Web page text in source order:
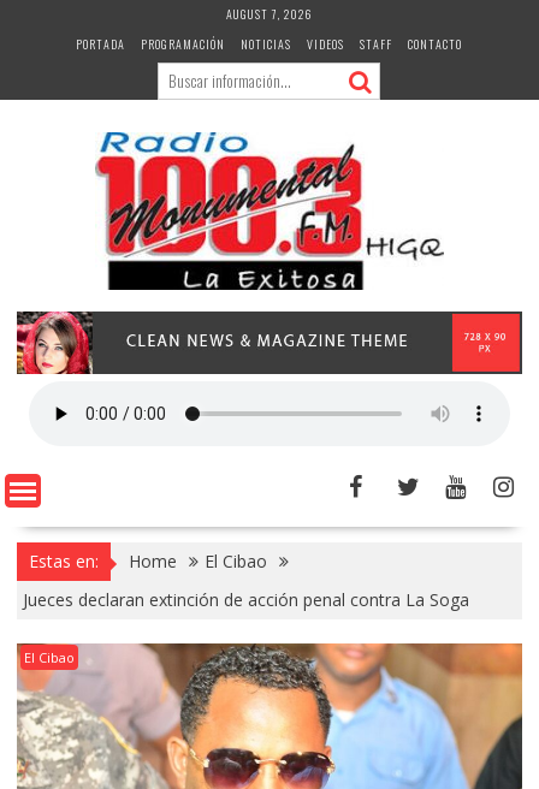
AUGUST 7, 2026
PORTADA
PROGRAMACIÓN NOTICIAS VIDEOS STAFF CONTACTO
Estas en: Home
El Cibao
Jueces declaran extinción de acción penal contra La Soga
El Cibao